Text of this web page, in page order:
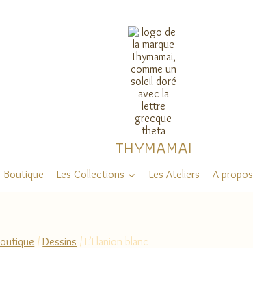
THYMAMAI
Boutique Les Collections Les Ateliers A propos
/ Dessins / L’Elanion blanc